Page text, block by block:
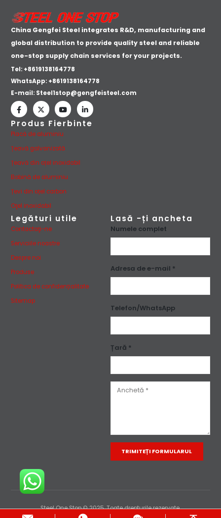
China Gengfei Steel integrates R&D, manufacturing and
global distribution to provide quality steel and reliable
one-stop supply chain services for your projects.
Tel: +8619138164778
WhatsApp: +8619138164778
E-mail: Steel1stop@gengfeisteel.com
Produs Fierbinte
Placă de aluminiu
Țeavă galvanizată
Țeavă din oțel inoxidabil
Bobină de aluminiu
Țevi din oțel carbon
Oţel inoxidabil
Legături utile
Contactaţi-ne
Serviciile noastre
Despre noi
Produse
Politica de confidențialitate
Sitemap
Lasă -ți ancheta
Numele complet
Adresa de e-mail *
Telefon/WhatsApp
Țară *
Steel One Stop © 2025. Toate drepturile rezervate.